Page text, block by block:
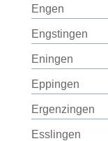
Engen
Engstingen
Eningen
Eppingen
Ergenzingen
Esslingen